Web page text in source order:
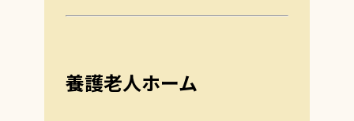
養護老人ホーム